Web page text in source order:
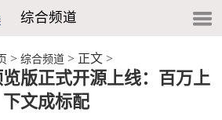
综合频道
> 综合频道 > 正文 >
览版正式开源上线：百万上
下文成标配